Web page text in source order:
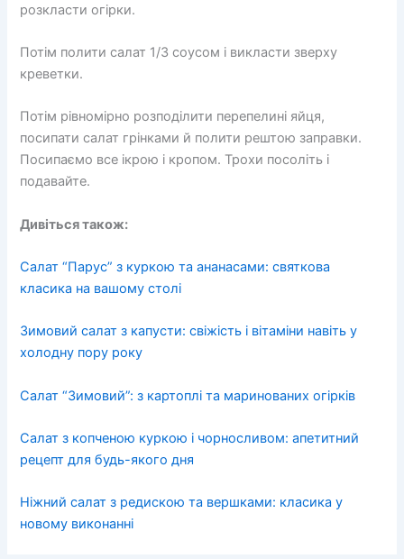
розкласти огірки.
Потім полити салат 1/3 соусом і викласти зверху
креветки.
Потім рівномірно розподілити перепелині яйця,
посипати салат грінками й полити рештою заправки.
Посипаємо все ікрою і кропом. Трохи посоліть і
подавайте.
Дивіться також:
Салат “Парус” з куркою та ананасами: святкова
класика на вашому столі
Зимовий салат з капусти: свіжість і вітаміни навіть у
холодну пору року
Салат “Зимовий”: з картоплі та маринованих огірків
Салат з копченою куркою і чорносливом: апетитний
рецепт для будь-якого дня
Ніжний салат з редискою та вершками: класика у
новому виконанні